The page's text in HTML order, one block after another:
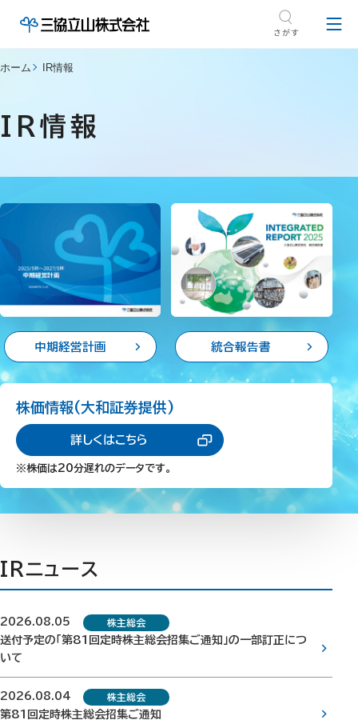
ホーム IR情報
IR情報
中期経営計画 統合報告書
株価情報(大和証券提供)
詳しくはこちら
※株価は20分遅れのデータです。
IRニュース
2026.08.05 株主総会
送付予定の「第81回定時株主総会招集ご通知」の一部訂正につ
いて
2026.08.04 株主総会
第81回定時株主総会招集ご通知